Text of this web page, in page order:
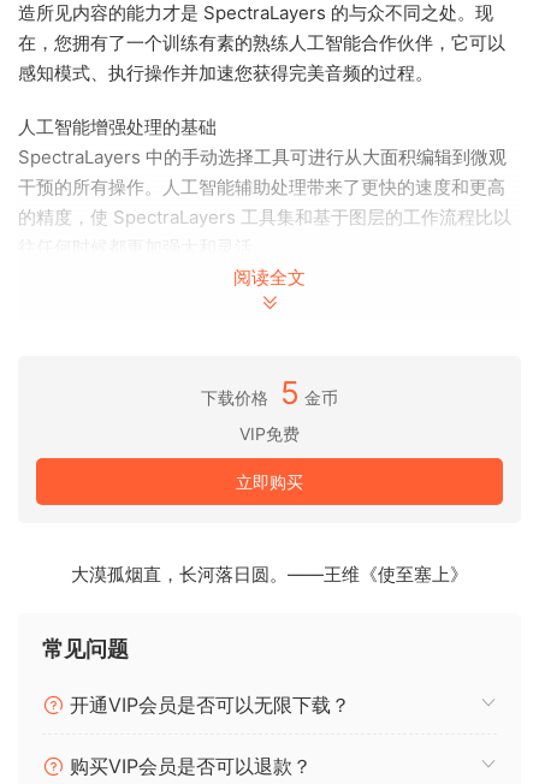
造所见内容的能力才是 SpectraLayers 的与众不同之处。现
在，您拥有了一个训练有素的熟练人工智能合作伙伴，它可以
感知模式、执行操作并加速您获得完美音频的过程。
人工智能增强处理的基础
SpectraLayers 中的手动选择工具可进行从大面积编辑到微观
干预的所有操作。人工智能辅助处理带来了更快的速度和更高
的精度，使 SpectraLayers 工具集和基于图层的工作流程比以
个组成部分。快速识别、分离和处理提取乐器的音调、瞬态和
噪音特征。你制作实验音乐吗？在 SpectraLayers 中，你可以
创作工具……一款真正的乐器。
利用 SpectraLayers 中全新的人工智能辅助程序，手动或自动
到过的方式修复音轨和增强音频效果，并从中获得满足感。
ARA 时代
需要的是强大的应用能力，以及提供最佳创意选项、可访问性
阅读全文
下载价格 5 金币
VIP免费
立即购买
大漠孤烟直，长河落日圆。——王维《使至塞上》
常见问题
开通VIP会员是否可以无限下载？
购买VIP会员是否可以退款？